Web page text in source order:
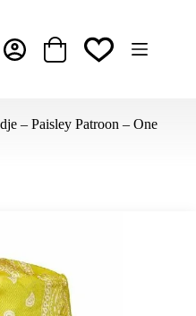
Winkelwagen
– Paisley Patroon – One